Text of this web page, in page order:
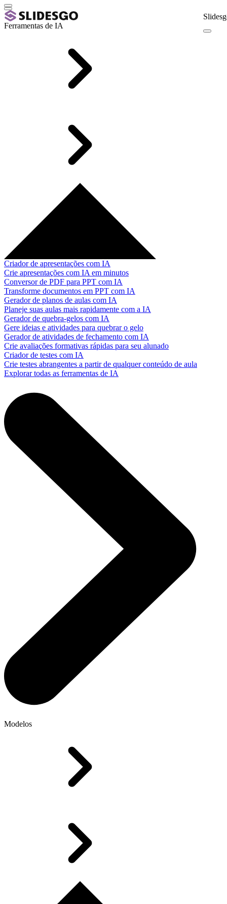
Ferramentas de IA
Criador de apresentações com IA
Crie apresentações com IA em minutos
Conversor de PDF para PPT com IA
Transforme documentos em PPT com IA
Gerador de planos de aulas com IA
Planeje suas aulas mais rapidamente com a IA
Gerador de quebra-gelos com IA
Gere ideias e atividades para quebrar o gelo
Gerador de atividades de fechamento com IA
Crie avaliações formativas rápidas para seu alunado
Criador de testes com IA
Crie testes abrangentes a partir de qualquer conteúdo de aula
Explorar todas as ferramentas de IA
Modelos